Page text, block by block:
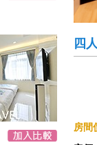
四
房間